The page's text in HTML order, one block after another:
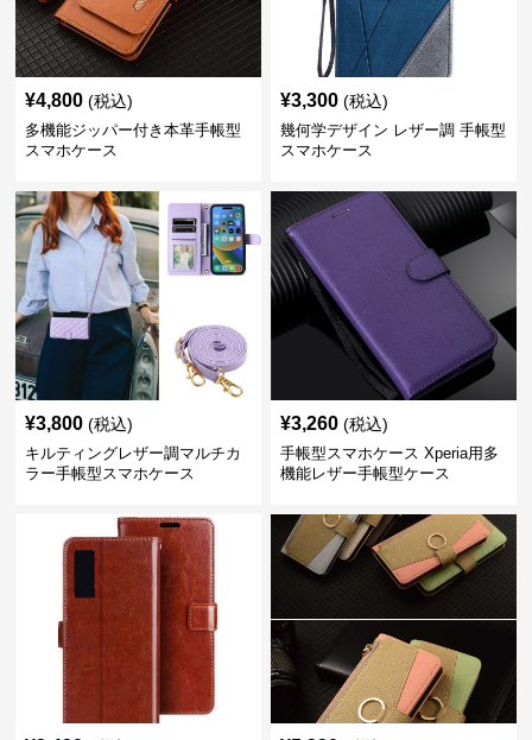
¥4,800 (税込)
多機能ジッパー付き本革手帳型
スマホケース
¥3,300 (税込)
幾何学デザイン レザー調 手帳型
スマホケース
¥3,800 (税込)
キルティングレザー調マルチカ
ラー手帳型スマホケース
¥3,260 (税込)
手帳型スマホケース Xperia用多
機能レザー手帳型ケース